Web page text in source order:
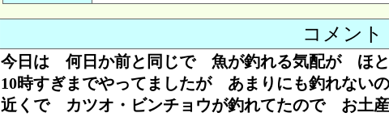
コメント
今日は 何日か前と同じで 魚が釣れる気配が ほと
10時すぎまでやってましたが あまりにも釣れない
近くで カツオ・ビンチョウが釣れてたので お土